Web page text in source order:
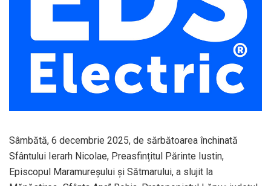
Sâmbătă, 6 decembrie 2025, de sărbătoarea închinată
Sfântului Ierarh Nicolae, Preasfințitul Părinte Iustin,
Episcopul Maramureșului și Sătmarului, a slujit la